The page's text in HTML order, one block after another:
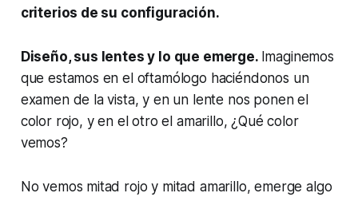
criterios de su configuración.
Diseño, sus lentes y lo que emerge. Imaginemos
que estamos en el oftamólogo haciéndonos un
examen de la vista, y en un lente nos ponen el
color rojo, y en el otro el amarillo, ¿Qué color
vemos?
No vemos mitad rojo y mitad amarillo, emerge algo